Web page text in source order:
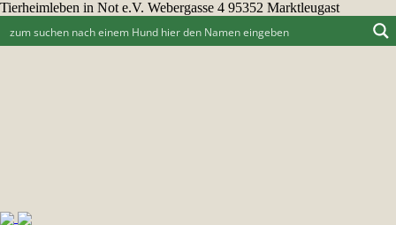
Tierheimleben in Not e.V. Webergasse 4 95352 Marktleugast